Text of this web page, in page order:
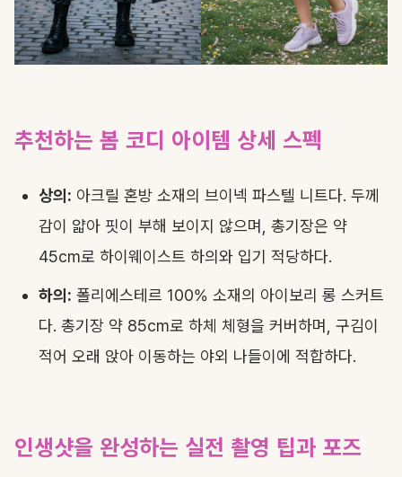
추천하는 봄 코디 아이템 상세 스펙
상의: 아크릴 혼방 소재의 브이넥 파스텔 니트다. 두께
감이 얇아 핏이 부해 보이지 않으며, 총기장은 약
45cm로 하이웨이스트 하의와 입기 적당하다.
하의: 폴리에스테르 100% 소재의 아이보리 롱 스커트
다. 총기장 약 85cm로 하체 체형을 커버하며, 구김이
적어 오래 앉아 이동하는 야외 나들이에 적합하다.
인생샷을 완성하는 실전 촬영 팁과 포즈